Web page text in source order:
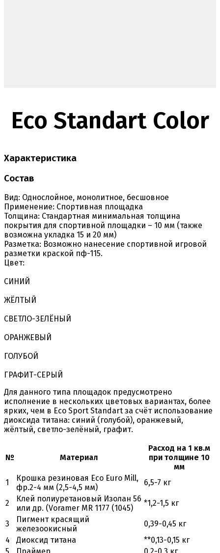
Eco Standart Color
Характеристика
Состав
Вид: Однослойное, монолитное, бесшовное
Применение: Спортивная площадка
Толщина: Стандартная минимальная толщина
покрытия для спортивной площадки – 10 мм (также
возможна укладка 15 и 20 мм)
Разметка: Возможно нанесение спортивной игровой
разметки краской пф-115.
Цвет:
СИНИЙ
ЖЁЛТЫЙ
СВЕТЛО-ЗЕЛЁНЫЙ
ОРАНЖЕВЫЙ
ГОЛУБОЙ
ГРАФИТ-СЕРЫЙ
Для данного типа площадок предусмотрено
исполнение в нескольких цветовых вариантах, более
ярких, чем в Eco Sport Standart за счёт использование
диоксида титана: синий (голубой), оранжевый,
жёлтый, светло-зелёный, графит.
№ Материал
Расход на 1 кв.м
при толщине 10
мм
1
Крошка резиновая Eco Euro Mill,
фр.2-4 мм (2,5-4,5 мм)
6,5-7 кг
2
Клей полиуретановый Изолан 56
или др. (Voramer MR 1177 (1045)
*1,2-1,5 кг
3
Пигмент красящий
железоокисный
0,39-0,45 кг
4
Диоксид титана
**0,13-0,15 кг